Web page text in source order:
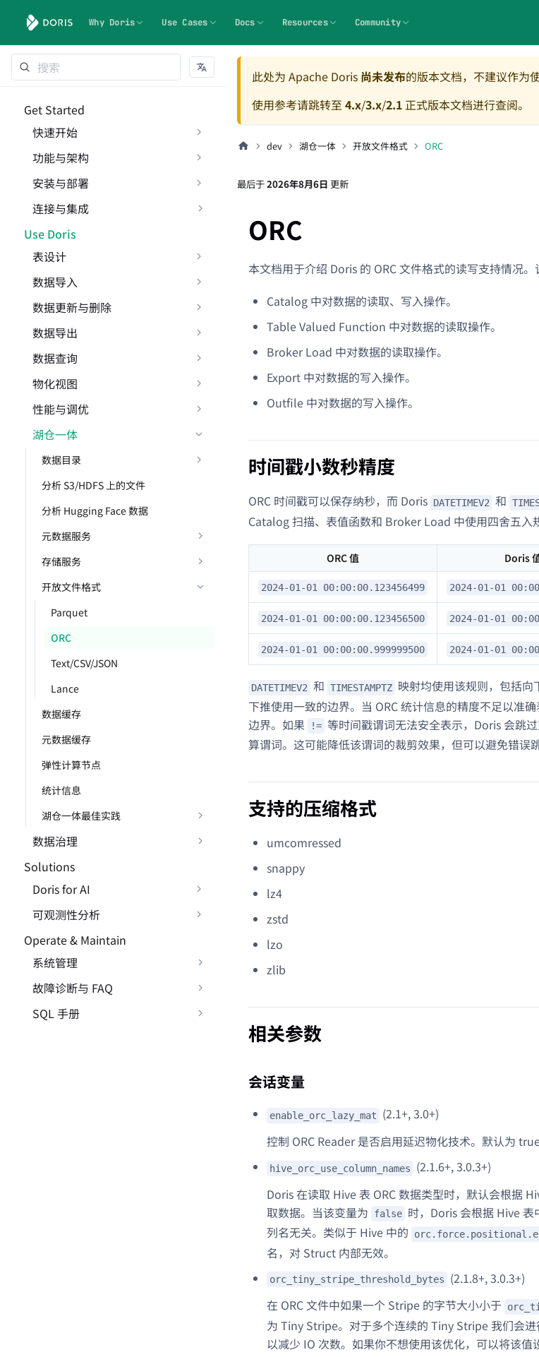
Why Doris Use Cases Docs Resources Community
Get Started
快速开始
功能与架构
安装与部署
连接与集成
Use Doris
表设计
数据导入
数据更新与删除
数据导出
数据查询
物化视图
性能与调优
湖仓一体
数据目录
分析 S3/HDFS 上的文件
分析 Hugging Face 数据
元数据服务
存储服务
开放文件格式
Parquet
ORC
Text/CSV/JSON
Lance
数据缓存
元数据缓存
弹性计算节点
统计信息
湖仓一体最佳实践
数据治理
Solutions
Doris for AI
可观测性分析
Operate & Maintain
系统管理
故障诊断与 FAQ
SQL 手册
此处为 Apache Doris 尚未发布的版本文档，不建议作为
使用参考请跳转至 4.x/3.x/2.1正式版本文档进行查阅。
dev 湖仓一体 开放文件格式 ORC
最后于2026年8月6日 更新
ORC
本文档用于介绍 Doris 的 ORC 文件格式的读写支持情况。
Catalog 中对数据的读取、写入操作。
Table Valued Function 中对数据的读取操作。
Broker Load 中对数据的读取操作。
Export 中对数据的写入操作。
Outfile 中对数据的写入操作。
时间戳小数秒精度
ORC 时间戳可以保存纳秒，而 Doris DATETIMEV2 和
Catalog 扫描、表值函数和 Broker Load 中使用四舍五入
ORC 值 Doris
2024-01-01 00:00:00.123456499 2024-01-01
2024-01-01 00:00:00.123456500 2024-01-01
2024-01-01 00:00:00.999999500 2024-01-01
DATETIMEV2 和 TIMESTAMPTZ 映射均使用该规则，包括
下推使用一致的边界。当 ORC 统计信息的精度不足以准
边界。如果
!= 等时间戳谓词无法安全表示，Doris 会跳
算谓词。这可能降低该谓词的裁剪效果，但可以避免错误
支持的压缩格式
umcomressed
snappy
lz4
zstd
lzo
zlib
相关参数
会话变量
enable_orc_lazy_mat
(2.1+, 3.0+)
控制 ORC Reader 是否启用延迟物化技术。默认为 true
hive_orc_use_column_names
(2.1.6+, 3.0.3+)
Doris 在读取 Hive 表 ORC 数据类型时，默认会根据
取数据。当该变量为
false 时，Doris 会根据 Hive
列名无关。类似于 Hive 中的
名，对 Struct 内部无效。
orc_tiny_stripe_threshold_bytes
(2.1.8+, 3.0.3+)
在 ORC 文件中如果一个 Stripe 的字节大小小于
为 Tiny Stripe。对于多个连续的 Tiny Stripe 我们会
以减少 IO 次数。如果你不想使用该优化，可以将该值